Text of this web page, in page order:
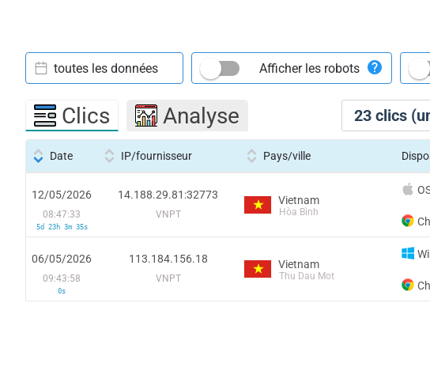
23 clics
toutes les données Afficher les robots
Clics Analyse
Date IP/fournisseur Pays/ville
12/05/2026
08:47:33
5d 23h 3m 35s
14.188.29.81:32773
VNPT
Vietnam
Hòa Bình
06/05/2026
09:43:58
0s
113.184.156.18
VNPT
Vietnam
Thu Dau Mot